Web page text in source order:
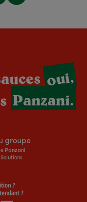
oui,
Panzani.
groupe
Panzani